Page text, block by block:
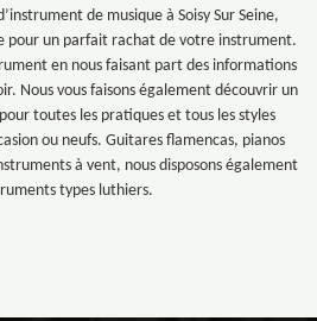
de musique à Soisy Sur Seine,
pour un parfait rachat de votre instrument.
en nous faisant part des informations
Nous vous faisons également découvrir un
toutes les pratiques et tous les styles
ou neufs. Guitares flamencas, pianos
à vent, nous disposons également
types luthiers.